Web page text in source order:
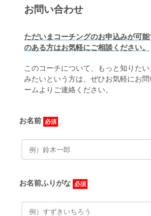
お問い合わせ
ただいまコーチングのお申込みが可
のある方はお気軽にご相談ください。
このコーチについて、もっと知りた
みたいという方は、ぜひお気軽にお
ームよりご連絡ください。
お名前 必須
お名前ふりがな 必須